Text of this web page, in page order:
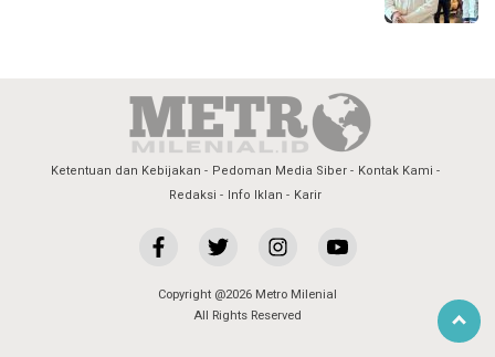
Ketentuan dan Kebijakan Pedoman Media Siber
Kontak Kami
Redaksi
Info Iklan Karir
Copyright @2026 Metro Milenial
All Rights Reserved